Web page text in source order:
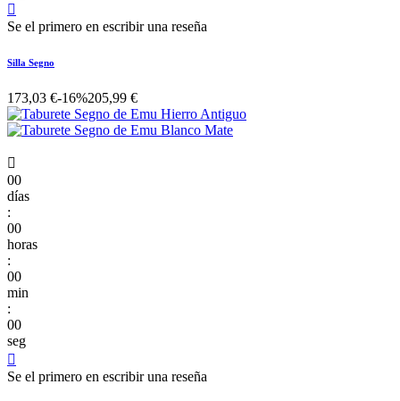

Se el primero en escribir una reseña
Silla Segno
173,03 €-16%205,99 €

00
días
:
00
horas
:
00
min
:
00
seg

Se el primero en escribir una reseña